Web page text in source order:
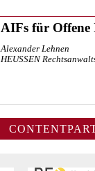
AIFs für Offene
Alexander Lehnen
HEUSSEN